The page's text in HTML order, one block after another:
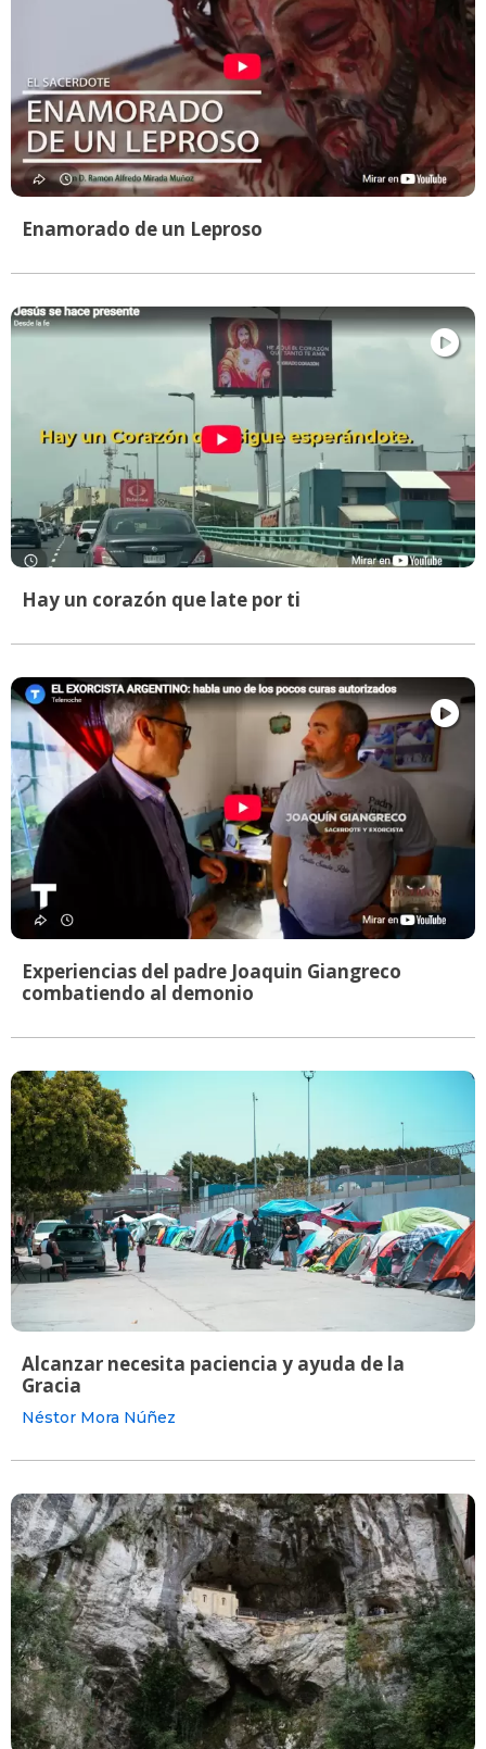
Enamorado de un Leproso
Hay un corazón que late por ti
Experiencias del padre Joaquin Giangreco
combatiendo al demonio
Alcanzar necesita paciencia y ayuda de la
Gracia
Néstor Mora Núñez